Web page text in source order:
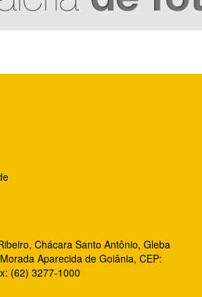
Chácara Santo Antônio, Gleba
Aparecida de Goiânia, CEP:
(62) 3277-1000